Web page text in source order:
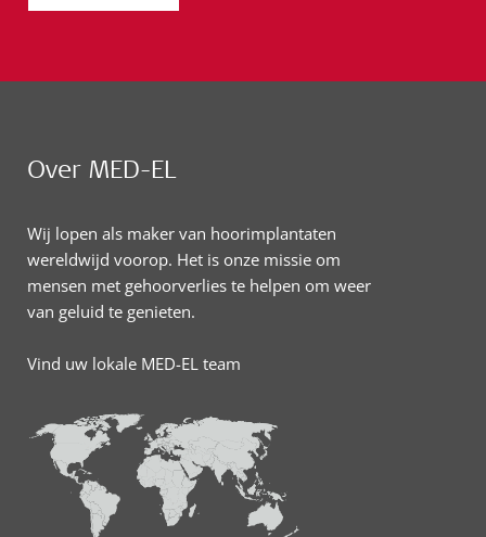
Over MED-EL
Wij lopen als maker van hoorimplantaten
wereldwijd voorop. Het is onze missie om
mensen met gehoorverlies te helpen om weer
van geluid te genieten.
Vind uw lokale MED-EL team